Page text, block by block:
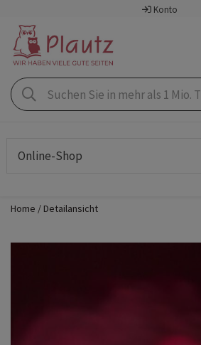
Konto
Online-Shop
Home Detailansicht